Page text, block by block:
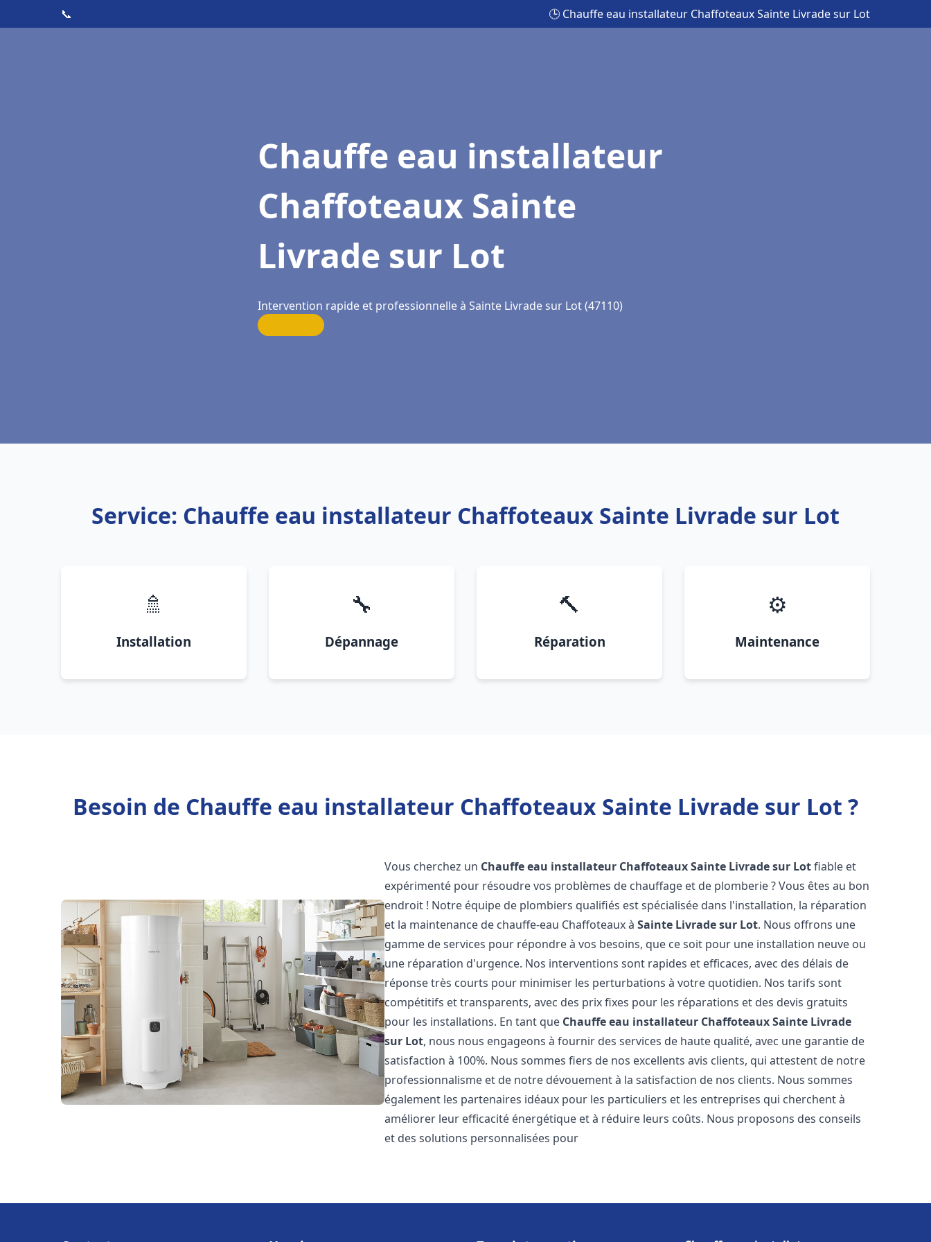
📞 🕒 Chauffe eau installateur Chaffoteaux Sainte Livrade sur Lot
Chauffe eau installateur
Chaffoteaux Sainte
Livrade sur Lot
Intervention rapide et professionnelle à Sainte Livrade sur Lot (47110)
Service: Chauffe eau installateur Chaffoteaux Sainte Livrade sur Lot
🚿
Installation
🔧
Dépannage
🔨
Réparation
⚙️
Maintenance
Besoin de Chauffe eau installateur Chaffoteaux Sainte Livrade sur Lot ?
Vous cherchez un Chauffe eau installateur ChaffoteauxSainte Livrade sur Lotfiable et
expérimenté pour résoudre vos problèmes de chauffage et de plomberie ? Vous êtes au bon
endroit ! Notre équipe de plombiers qualifiés est spécialisée dans l'installation, la réparation
et la maintenance de chauffe-eau Chaffoteaux àSainte Livrade sur Lot. Nous offrons une
gamme de services pour répondre à vos besoins, que ce soit pour une installation neuve ou
une réparation d'urgence. Nos interventions sont rapides et efficaces, avec des délais de
réponse très courts pour minimiser les perturbations à votre quotidien. Nos tarifs sont
compétitifs et transparents, avec des prix fixes pour les réparations et des devis gratuits
pour les installations. En tant que Chauffe eau installateur ChaffoteauxSainte Livrade
sur Lot, nous nous engageons à fournir des services de haute qualité, avec une garantie de
satisfaction à 100%. Nous sommes fiers de nos excellents avis clients, qui attestent de notre
professionnalisme et de notre dévouement à la satisfaction de nos clients. Nous sommes
également les partenaires idéaux pour les particuliers et les entreprises qui cherchent à
améliorer leur efficacité énergétique et à réduire leurs coûts. Nous proposons des conseils
et des solutions personnalisées pour